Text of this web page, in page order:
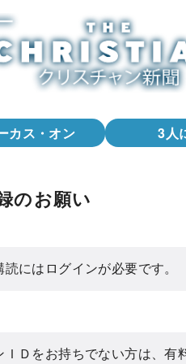
カス・オン 3人
のお願い
にはログインが必要です。
ＩＤをお持ちでない方は、有